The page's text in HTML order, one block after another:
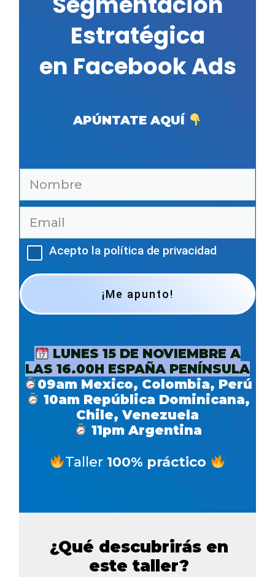
Estratégica
en Facebook Ads
APÚNTATE AQUÍ
Acepto la política de privacidad
¡Me apunto!
LUNES 15 DE NOVIEMBRE A
LAS 16.00H ESPAÑA PENÍNSULA
09am Mexico, Colombia, Perú
10am República Dominicana,
Chile, Venezuela
11pm Argentina
Taller 100% práctico
¿Qué descubrirás en
este taller?